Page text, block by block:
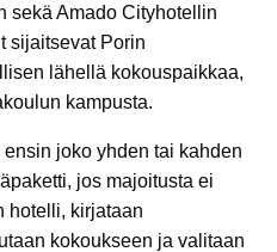
sekä Amado Cityhotellin
sijaitsevat Porin
lähellä kokouspaikkaa,
kampusta.
ensin joko yhden tai kahden
jos majoitusta ei
hotelli, kirjataan
kokoukseen ja valitaan